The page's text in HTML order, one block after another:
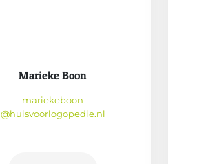
Marieke Boon
mariekeboon
@huisvoorlogopedie.nl